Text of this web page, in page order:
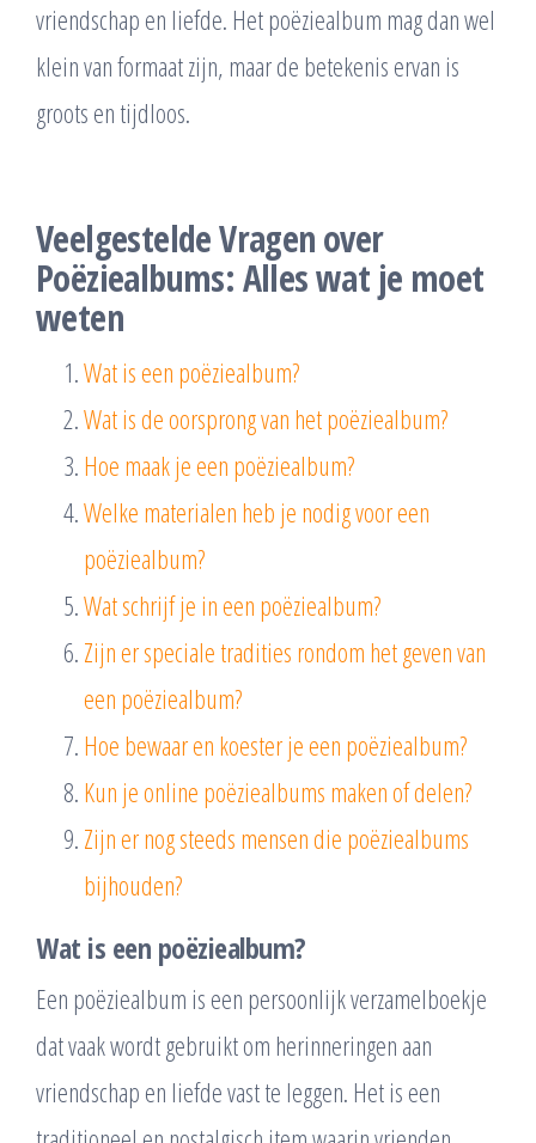
vriendschap en liefde. Het poëziealbum mag dan wel
klein van formaat zijn, maar de betekenis ervan is
groots en tijdloos.
Veelgestelde Vragen over
Poëziealbums: Alles wat je moet
weten
Wat is een poëziealbum?
Wat is de oorsprong van het poëziealbum?
Hoe maak je een poëziealbum?
Welke materialen heb je nodig voor een
poëziealbum?
Wat schrijf je in een poëziealbum?
Zijn er speciale tradities rondom het geven van
een poëziealbum?
Hoe bewaar en koester je een poëziealbum?
Kun je online poëziealbums maken of delen?
Zijn er nog steeds mensen die poëziealbums
bijhouden?
Wat is een poëziealbum?
Een poëziealbum is een persoonlijk verzamelboekje
dat vaak wordt gebruikt om herinneringen aan
vriendschap en liefde vast te leggen. Het is een